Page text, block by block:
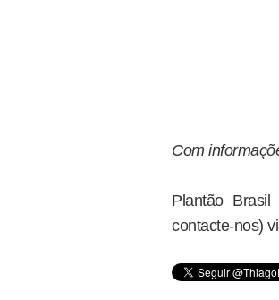
Com
Plantão
contacte-nos)